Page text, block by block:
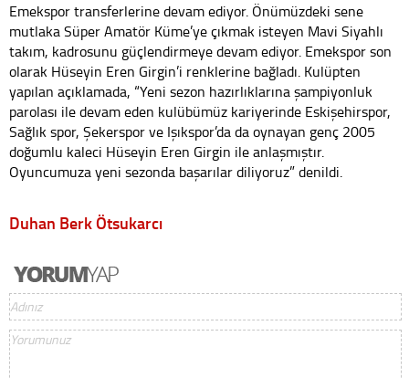
Emekspor transferlerine devam ediyor. Önümüzdeki sene
mutlaka Süper Amatör Küme’ye çıkmak isteyen Mavi Siyahlı
takım, kadrosunu güçlendirmeye devam ediyor. Emekspor son
olarak Hüseyin Eren Girgin’i renklerine bağladı. Kulüpten
yapılan açıklamada, “Yeni sezon hazırlıklarına şampiyonluk
parolası ile devam eden kulübümüz kariyerinde Eskişehirspor,
Sağlık spor, Şekerspor ve Işıkspor’da da oynayan genç 2005
doğumlu kaleci Hüseyin Eren Girgin ile anlaşmıştır.
Oyuncumuza yeni sezonda başarılar diliyoruz” denildi.
Duhan Berk Ötsukarcı